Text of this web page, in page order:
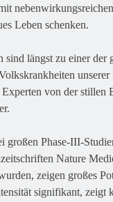
Leben schenken.
sind längst zu einer der
von der stillen
großen Phase-III-
Nature
zeigen großes
signifikant, zeigt